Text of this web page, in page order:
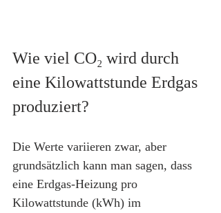
Wie viel CO₂ wird durch
eine Kilowattstunde Erdgas
produziert?
Die Werte variieren zwar, aber
grundsätzlich kann man sagen, dass
eine Erdgas-Heizung pro
Kilowattstunde (kWh) im